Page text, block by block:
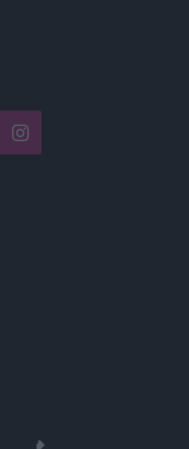
Instagram